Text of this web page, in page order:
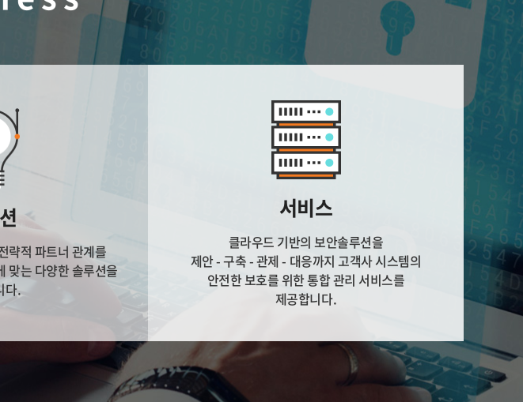
략적 파트너 관계를
맞는 다양한 솔루션을
다.
서비스
클라우드 기반의 보안솔루션을
제안 - 구축 - 관제 - 대응까지 고객사 시스템의
안전한 보호를 위한 통합 관리 서비스를
제공합니다.